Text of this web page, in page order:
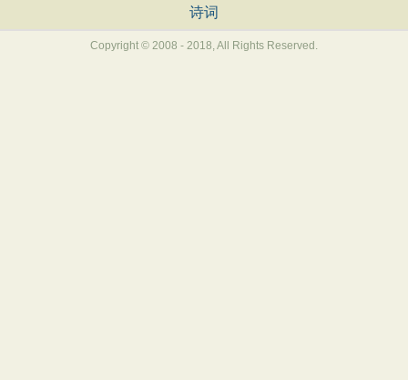
诗词
Copyright © 2008 - 2018, All Rights Reserved.